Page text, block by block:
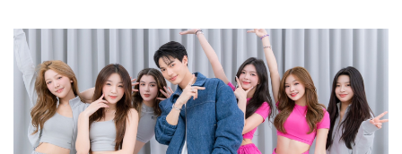
โลกมาร่วมแข่งขันแสดงศักยภาพ เพื่อเป็นศิลปินอินเตอร์เนชัน
แนลเกิร์ลกรุ๊ปแรกของประเทศไทย